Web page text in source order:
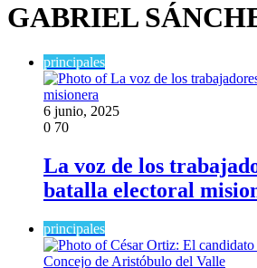
GABRIEL
principales
6 junio, 2025
0 70
La voz de los
batalla electoral
principales